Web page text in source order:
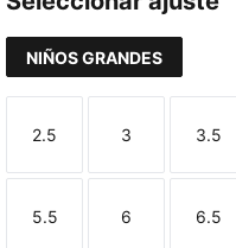
NIÑOS GRANDES
Talla
2.5
Talla
3
Talla
3.5
Talla
5.5
Talla
6
Talla
6.5